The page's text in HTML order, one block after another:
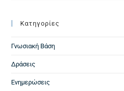
Kατηγορίες
Γνωσιακή Βάση
Δράσεις
Ενημερώσεις